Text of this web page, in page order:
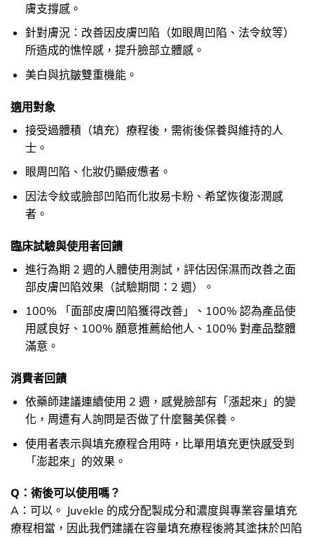
膚支撐感。
針對膚況：改善因皮膚凹陷（如眼周凹陷、法令紋等）
所造成的憔悴感，提升臉部立體感。
美白與抗皺雙重機能。
適用對象
接受過體積（填充）療程後，需術後保養與維持的人
士。
眼周凹陷、化妝仍顯疲憊者。
因法令紋或臉部凹陷而化妝易卡粉、希望恢復澎潤感
者。
臨床試驗與使用者回饋
進行為期 2 週的人體使用測試，評估因保濕而改善之面
部皮膚凹陷效果（試驗期間：2 週）。
100% 「面部皮膚凹陷獲得改善」、100% 認為產品使
用感良好、100% 願意推薦給他人、100% 對產品整體
滿意。
消費者回饋
依藥師建議連續使用 2 週，感覺臉部有「漲起來」的變
化，周遭有人詢問是否做了什麼醫美保養。
使用者表示與填充療程合用時，比單用填充更快感受到
「澎起來」的效果。
Q：術後可以使用嗎？
A：可以。 Juvekle 的成分配製成分和濃度與專業容量填充
療程相當，因此我們建議在容量填充療程後將其塗抹於凹陷